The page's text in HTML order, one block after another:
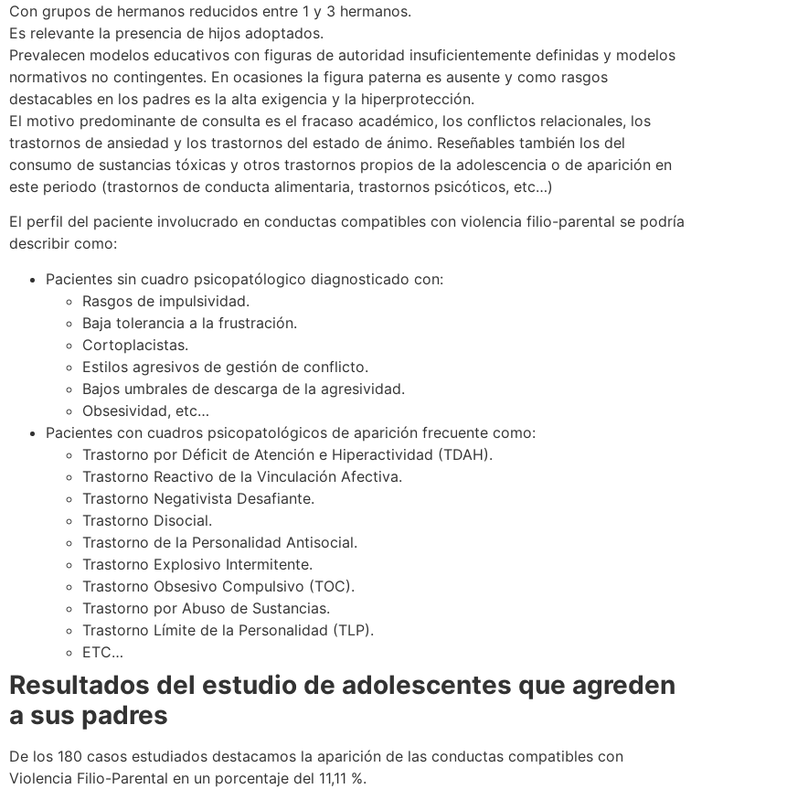
Con grupos de hermanos reducidos entre 1 y 3 hermanos.
Es relevante la presencia de hijos adoptados.
Prevalecen modelos educativos con figuras de autoridad insuficientemente definidas y modelos
normativos no contingentes. En ocasiones la figura paterna es ausente y como rasgos
destacables en los padres es la alta exigencia y la hiperprotección.
El motivo predominante de consulta es el fracaso académico, los conflictos relacionales, los
trastornos de ansiedad y los trastornos del estado de ánimo. Reseñables también los del
consumo de sustancias tóxicas y otros trastornos propios de la adolescencia o de aparición en
este periodo (trastornos de conducta alimentaria, trastornos psicóticos, etc…)
El perfil del paciente involucrado en conductas compatibles con violencia filio-parental se podría
describir como:
Pacientes sin cuadro psicopatólogico diagnosticado con:
Rasgos de impulsividad.
Baja tolerancia a la frustración.
Cortoplacistas.
Estilos agresivos de gestión de conflicto.
Bajos umbrales de descarga de la agresividad.
Obsesividad, etc…
Pacientes con cuadros psicopatológicos de aparición frecuente como:
Trastorno por Déficit de Atención e Hiperactividad (TDAH).
Trastorno Reactivo de la Vinculación Afectiva.
Trastorno Negativista Desafiante.
Trastorno Disocial.
Trastorno de la Personalidad Antisocial.
Trastorno Explosivo Intermitente.
Trastorno Obsesivo Compulsivo (TOC).
Trastorno por Abuso de Sustancias.
Trastorno Límite de la Personalidad (TLP).
ETC…
Resultados del estudio de adolescentes que agreden
a sus padres
De los 180 casos estudiados destacamos la aparición de las conductas compatibles con
Violencia Filio-Parental en un porcentaje del 11,11 %.